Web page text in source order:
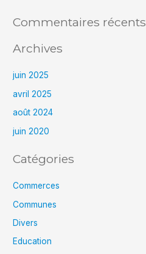
Commentaires récents
Archives
juin 2025
avril 2025
août 2024
juin 2020
Catégories
Commerces
Communes
Divers
Education